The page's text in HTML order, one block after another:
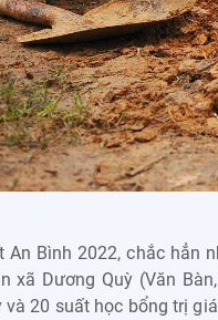
An Bình 2022, chắc hẳn
xã Dương Quỳ (Văn
và 20 suất học bổng trị